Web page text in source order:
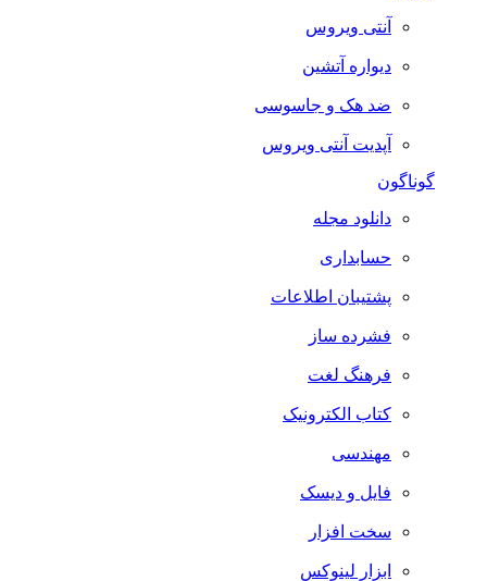
آنتی ویروس
دیواره آتشین
ضد هک و جاسوسی
آپدیت آنتی ویروس
گوناگون
دانلود مجله
حسابداری
پشتیبان اطلاعات
فشرده ساز
فرهنگ لغت
کتاب الکترونیک
مهندسی
فایل و دیسک
سخت افزار
ابزار لینوکس